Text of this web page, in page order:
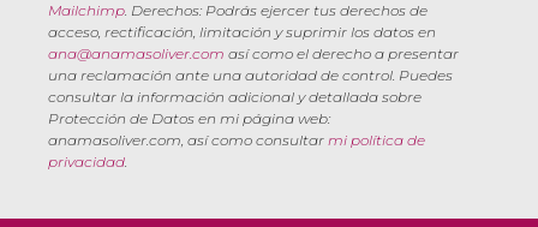
Mailchimp. Derechos: Podrás ejercer tus derechos de
acceso, rectificación, limitación y suprimir los datos en
ana@anamasoliver.com así como el derecho a presentar
una reclamación ante una autoridad de control. Puedes
consultar la información adicional y detallada sobre
Protección de Datos en mi página web:
anamasoliver.com, así como consultar mi política de
privacidad.